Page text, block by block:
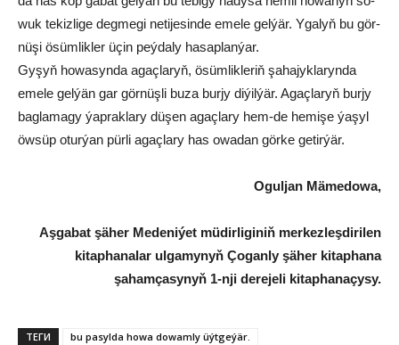
wuk te­kiz­li­ge deg­me­gi ne­ti­je­sin­de eme­le gel­ýär. Yga­lyň bu gör­
nü­şi ösüm­lik­ler üçin peý­da­ly ha­sap­lan­ýar.
Gy­şyň ho­wa­syn­da agaç­la­ryň, ösüm­lik­le­riň şa­ha­jyk­la­ryn­da
eme­le gel­ýän gar gör­nüş­li bu­za bur­jy di­ýil­ýär. Agaç­la­ryň bur­jy
bag­la­ma­gy ýap­rak­la­ry dü­şen agaç­la­ry hem-de he­mi­şe ýa­şyl
öw­süp otur­ýan pür­li agaç­la­ry has owa­dan gör­ke ge­tir­ýär.
Oguljan Mämedowa,
Aşgabat şäher Medeniýet müdirliginiň merkezleşdirilen
kitaphanalar ulgamynyň Çoganly şäher kitaphana
şahamçasynyň 1-nji derejeli kitaphanaçysy.
ТЕГИ bu pa­syl­da ho­wa do­wam­ly üýt­ge­ýär.